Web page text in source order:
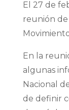
El 27 de
reunión de
En la
algunas
Nacional
de definir